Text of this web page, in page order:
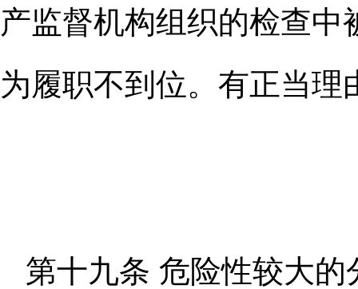
产监督机构组织的检查中
为履职不到位。 有正当理
第十九条 危险性较大